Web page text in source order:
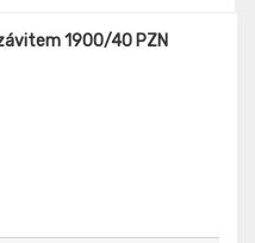
1900/40 PZN